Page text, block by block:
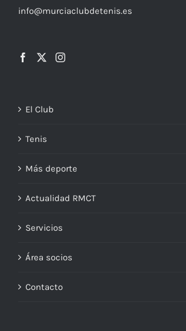
info@murciaclubdetenis.es
El Club
Tenis
Más deporte
Actualidad RMCT
Servicios
Área socios
Contacto